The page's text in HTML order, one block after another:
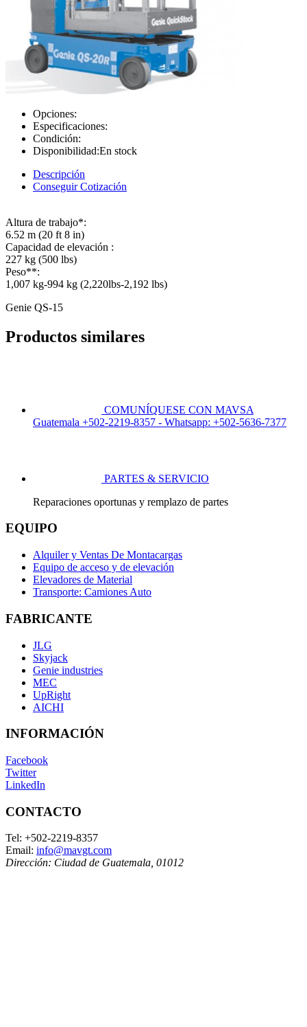
Opciones:
Especificaciones:
Condición:
Disponibilidad:En stock
Descripción
Conseguir Cotización
Altura de trabajo*:
6.52 m (20 ft 8 in)
Capacidad de elevación :
227 kg (500 lbs)
Peso**:
1,007 kg-994 kg (2,220lbs-2,192 lbs)
Genie QS-15
Productos similares
COMUNÍQUESE CON MAVSA
Guatemala +502-2219-8357 - Whatsapp: +502-5636-7377
PARTES & SERVICIO
Reparaciones oportunas y remplazo de partes
EQUIPO
Alquiler y Ventas De Montacargas
Equipo de acceso y de elevación
Elevadores de Material
Transporte: Camiones Auto
FABRICANTE
JLG
Skyjack
Genie industries
MEC
UpRight
AICHI
INFORMACIÓN
Facebook
Twitter
LinkedIn
CONTACTO
Tel: +502-2219-8357
Email: info@mavgt.com
Dirección: Ciudad de Guatemala 01012